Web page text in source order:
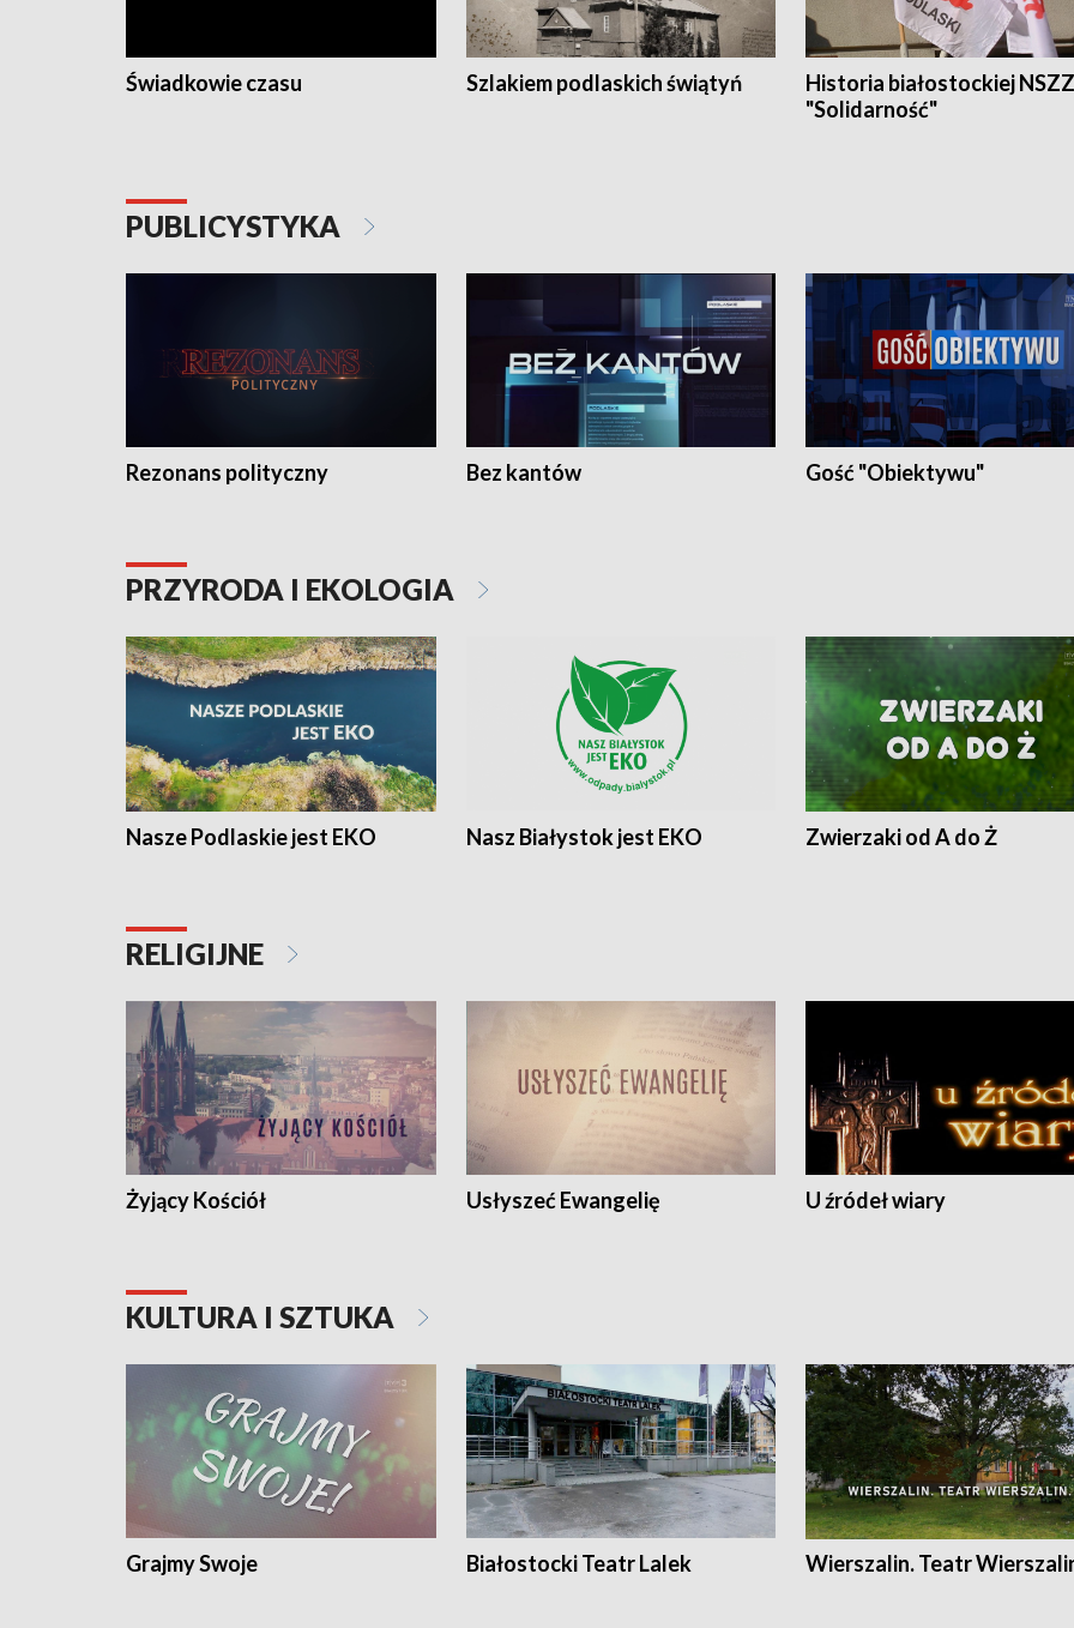
Świadkowie czasu Szlakiem podlaskich świątyń
Historia białostockiej NSZZ
"Solidarność"
PUBLICYSTYKA
Rezonans polityczny Bez kantów Gość "Obiektywu"
PRZYRODA I EKOLOGIA
Nasze Podlaskie jest EKO Nasz Białystok jest EKO Zwierzaki od A do Ż
RELIGIJNE
Żyjący Kościół Usłyszeć Ewangelię U źródeł wiary
KULTURA I SZTUKA
Grajmy Swoje Białostocki Teatr Lalek Wierszalin. Teatr